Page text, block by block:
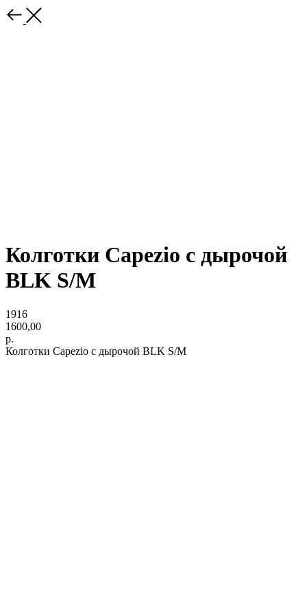
Колготки Capezio с дырочой
BLK S/M
1916
1600,00
р.
Колготки Capezio с дырочой BLK S/M